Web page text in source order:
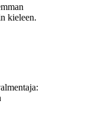
kieleen.